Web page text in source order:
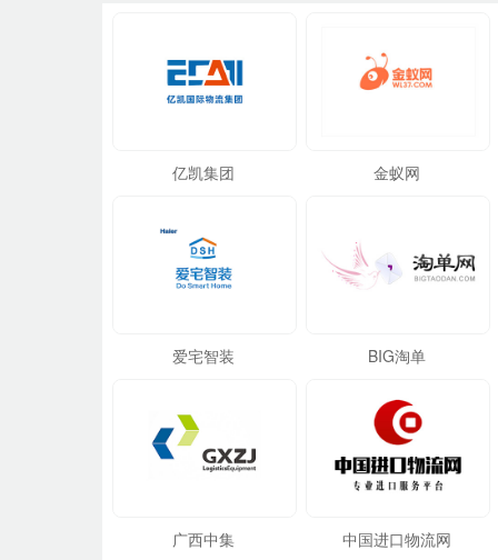
亿凯集团 金蚁网
爱宅智装 BIG淘单
广西中集 中国进口物流网